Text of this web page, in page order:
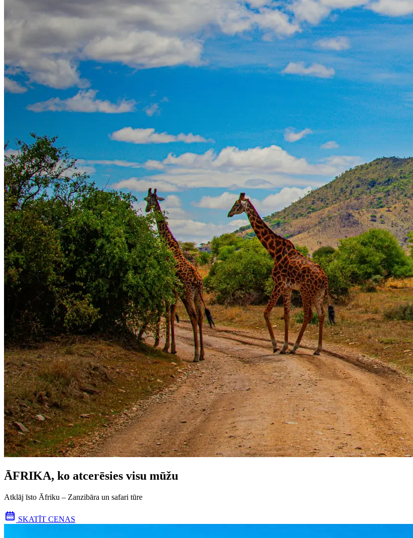
ĀFRIKA, ko atcerēsies visu mūžu
Atklāj īsto Āfriku – Zanzibāra un safari tūre
SKATĪT CENAS